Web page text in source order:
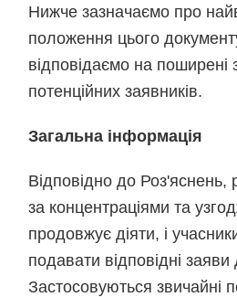
Нижче зазначаємо про
положення цього
відповідаємо на поширені
потенційних заявників.
Загальна інформація
Відповідно до
за концентраціями та
продовжує діяти, і
подавати відповідні
Застосовуються звичайні